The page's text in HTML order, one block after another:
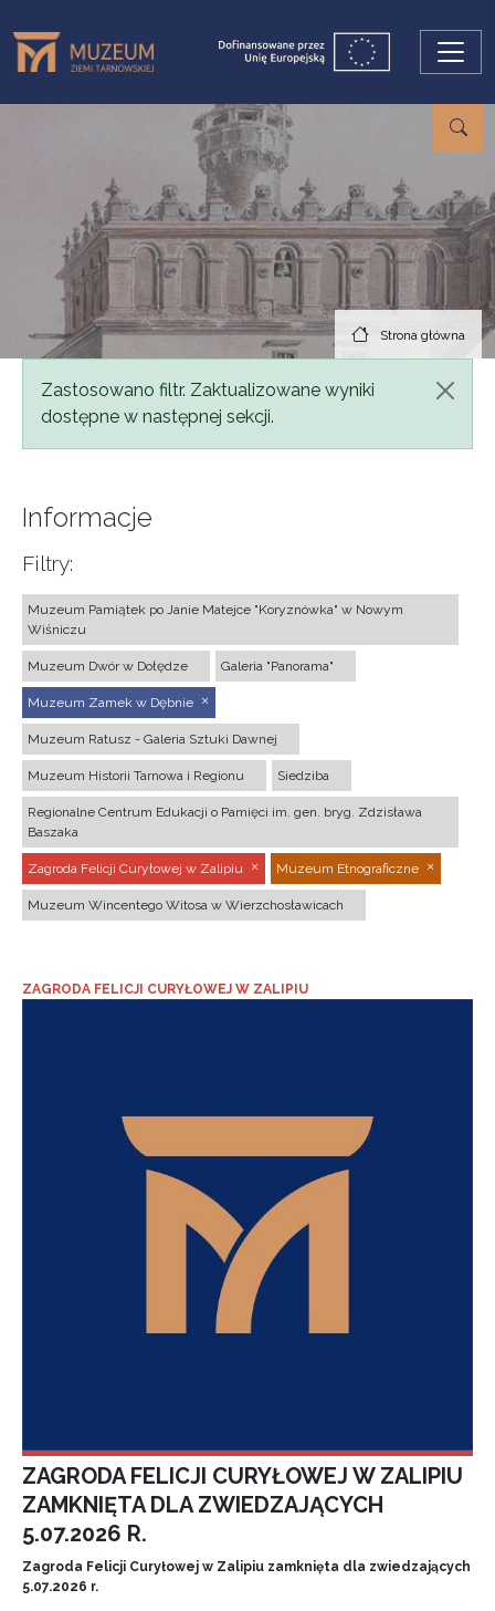
Strona główna
Komunikat
Zastosowano filtr. Zaktualizowane wyniki
dostępne w następnej sekcji.
Informacje
Filtry:
Muzeum Pamiątek po Janie Matejce "Koryznówka" w Nowym
Wiśniczu
Muzeum Dwór w Dołędze Galeria "Panorama"
Muzeum Zamek w Dębnie
Muzeum Ratusz - Galeria Sztuki Dawnej
Muzeum Historii Tarnowa i Regionu Siedziba
Regionalne Centrum Edukacji o Pamięci im. gen. bryg. Zdzisława
Baszaka
Zagroda Felicji Curyłowej w Zalipiu Muzeum Etnograficzne
Muzeum Wincentego Witosa w Wierzchosławicach
ZAGRODA FELICJI CURYŁOWEJ W ZALIPIU
ZAGRODA FELICJI CURYŁOWEJ W ZALIPIU
ZAMKNIĘTA DLA ZWIEDZAJĄCYCH
5.07.2026 R.
Zagroda Felicji Curyłowej w Zalipiu zamknięta dla zwiedzających
5.07.2026 r.